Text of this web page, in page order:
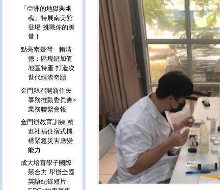
「亞洲的地獄與幽
魂」特展南美館
登場 挑戰你的膽
量！
點亮南臺灣 賴清
德：區塊鏈加值
地區特產 打造次
世代經濟奇蹟
金門縣召開新住民
事務推動委員會×
業務聯繫會報
金門辦教育訓練 精
進社福住宿式機
構緊急災害應變
能力
成大培育學子國際
競合力 舉辦全國
英語紀錄短片-